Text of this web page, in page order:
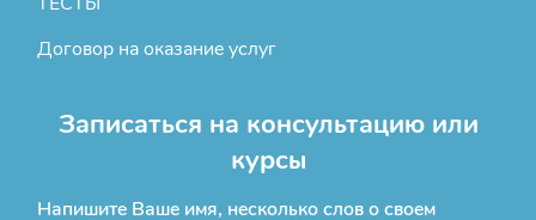
Договор на оказание услуг
Записаться на консультацию или
курсы
Напишите Ваше имя, несколько слов о своем